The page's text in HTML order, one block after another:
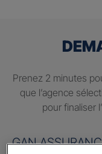
Prenez 2 minutes
que l’agence
pour finaliser
GAN